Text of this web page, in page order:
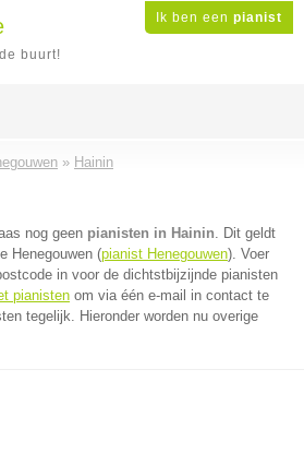
Ik ben een pianist
buurt!
» Hainin
nog geen pianisten in Hainin. Dit geldt
Henegouwen (pianist Henegouwen). Voer
in voor de dichtstbijzijnde pianisten
pianisten om via één e-mail in contact te
tegelijk. Hieronder worden nu overige